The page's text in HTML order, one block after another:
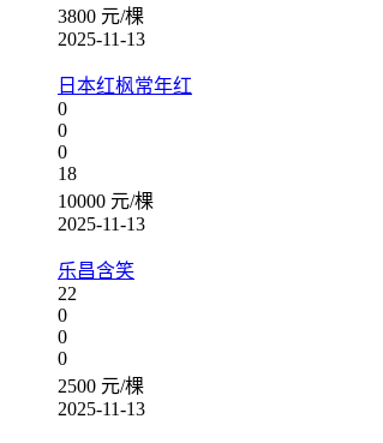
3800 元/棵
2025-11-13
日本红枫常年红
0
0
0
18
10000 元/棵
2025-11-13
乐昌含笑
22
0
0
0
2500 元/棵
2025-11-13